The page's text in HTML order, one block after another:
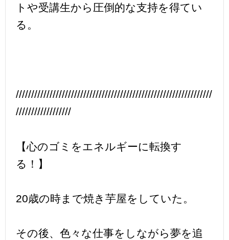
トや受講生から圧倒的な支持を得てい
る。
////////////////////////////////////////////////////////////////
//////////////////
【心のゴミをエネルギーに転換す
る！】
20歳の時まで焼き芋屋をしていた。
その後、色々な仕事をしながら夢を追